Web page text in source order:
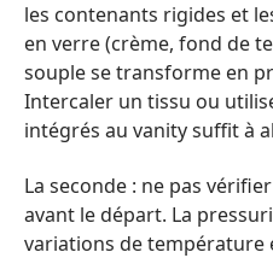
les contenants rigides et
en verre (crème, fond de
souple se transforme en
Intercaler un tissu ou
intégrés au vanity suffit à
La seconde : ne pas
avant le départ. La
variations de température